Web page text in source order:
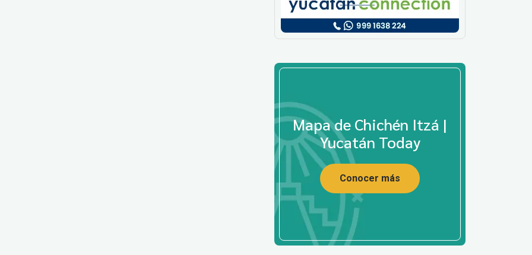
Mapa de Chichén Itzá |
Yucatán Today
Conocer más